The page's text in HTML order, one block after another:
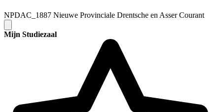
NPDAC_1887 Nieuwe Provinciale Drentsche en Asser Courant
Mijn Studiezaal